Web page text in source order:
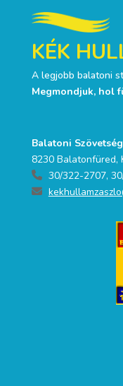
KÉK
A legjobb balatoni
Megmondjuk, hol
Balatoni
8230 Balatonfüred,
30/322-2707,